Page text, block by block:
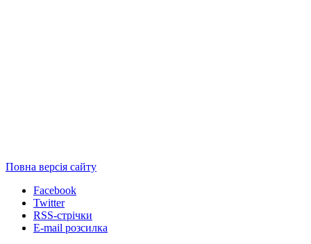
Повна версія сайту
Facebook
Twitter
RSS-стрічки
E-mail розсилка